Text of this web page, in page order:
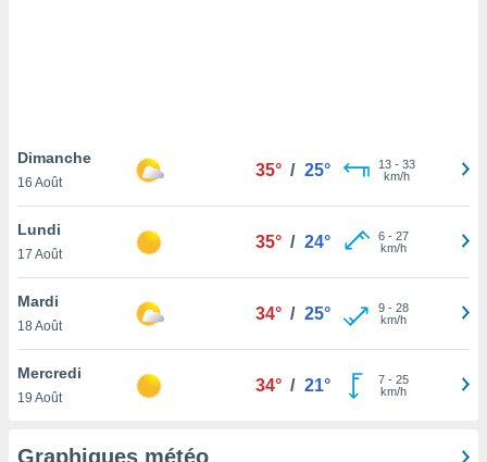
notre
que
et que
Dimanche
16 Août
35° / 25° 13- 33
km/h
Lundi
17 Août
35° / 24° 6- 27
km/h
Mardi
18 Août
34° / 25° 9- 28
km/h
Mercredi
19 Août
34° / 21° 7- 25
km/h
Graphiques météo